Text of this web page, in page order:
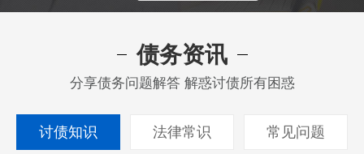
债务资讯
分享债务问题解答 解惑讨债所有困惑
讨债知识 法律常识 常见问题